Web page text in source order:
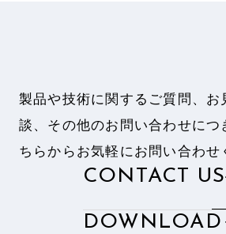
製品や技術に関するご質問、お
談、 その他のお問い合わせにつ
ちらからお気軽にお問い合わせ
CONTACT US
DOWNLOAD